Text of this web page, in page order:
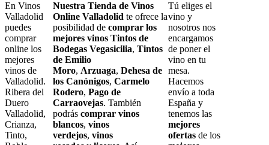
En Vinos
Valladolid
puedes
comprar
online los
mejores
vinos de
Valladolid.
Ribera del
Duero
Valladolid,
Crianza,
Tinto,
Nuestra Tienda de Vinos
Online Valladolid te ofrece la
posibilidad de comprar los
mejores vinos Tintos de
Bodegas Vegasicilia, Tintos
de Emilio
Moro, Arzuaga, Dehesa de
los Canónigos, Carmelo
Rodero, Pago de
Carraovejas. También
podrás comprar vinos
blancos, vinos
verdejos, vinos
Tú eliges el
vino y
nosotros nos
encargamos
de poner el
vino en tu
mesa.
Hacemos
envío a toda
España y
tenemos las
mejores
ofertas de los